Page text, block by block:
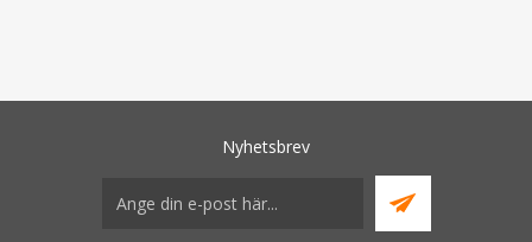
Nyhetsbrev